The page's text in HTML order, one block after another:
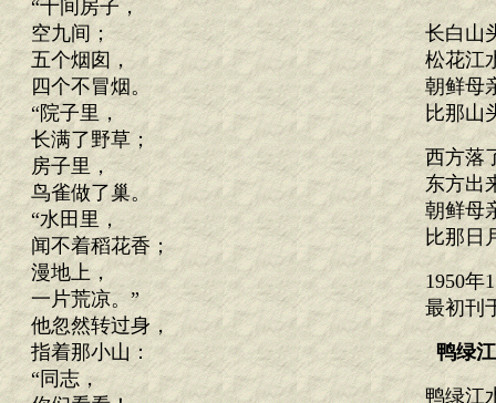
长白山
松花江
朝鲜母
比那山
西方落
东方出
朝鲜母
比那日
1950年
最初刊
鸭绿
鸭绿江
“十间房子，
空九间；
五个烟囱，
四个不冒烟。
“院子里，
长满了野草；
房子里，
鸟雀做了巢。
“水田里，
闻不着稻花香；
漫地上，
一片荒凉。”
他忽然转过身，
指着那小山：
“同志，